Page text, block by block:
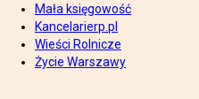
Mała księgowość
Kancelarierp.pl
Wieści Rolnicze
Życie Warszawy